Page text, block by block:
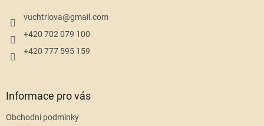
vuchtrlova@gmail.com
+420 702 079 100
+420 777 595 159
Informace pro vás
Obchodní podmínky